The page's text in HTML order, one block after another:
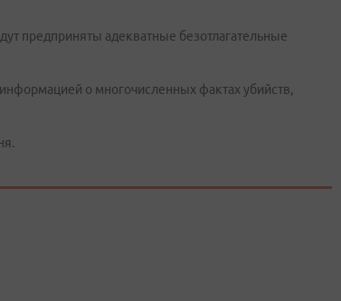
предприняты адекватные безотлагательные
о многочисленных фактах убийств,